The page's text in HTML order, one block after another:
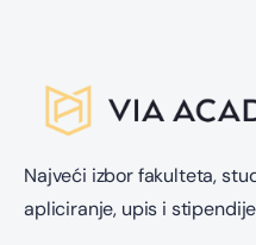
Najveći izbor fakulteta,
apliciranje, upis i